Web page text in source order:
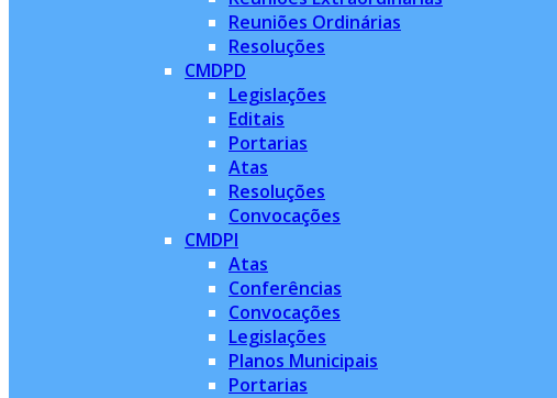
Reuniões Ordinárias
Resoluções
CMDPD
Legislações
Editais
Portarias
Atas
Resoluções
Convocações
CMDPI
Atas
Conferências
Convocações
Legislações
Planos Municipais
Portarias